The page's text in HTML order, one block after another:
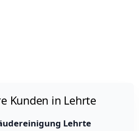
Kunden in Lehrte
Lehrte